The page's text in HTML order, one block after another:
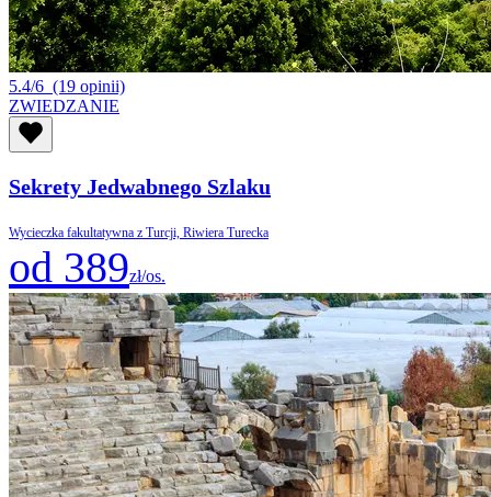
5.4/6 (19 opinii)
ZWIEDZANIE
Sekrety Jedwabnego Szlaku
Wycieczka fakultatywna z Turcji, Riwiera Turecka
od 389zł/os.